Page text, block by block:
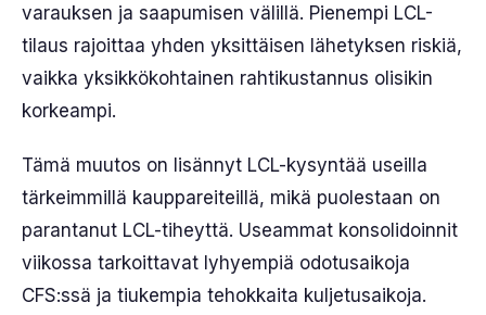
varauksen ja saapumisen välillä. Pienempi LCL-
tilaus rajoittaa yhden yksittäisen lähetyksen riskiä,
vaikka yksikkökohtainen rahtikustannus olisikin
korkeampi.
Tämä muutos on lisännyt LCL-kysyntää useilla
tärkeimmillä kauppareiteillä, mikä puolestaan on
parantanut LCL-tiheyttä. Useammat konsolidoinnit
viikossa tarkoittavat lyhyempiä odotusaikoja
CFS:ssä ja tiukempia tehokkaita kuljetusaikoja.